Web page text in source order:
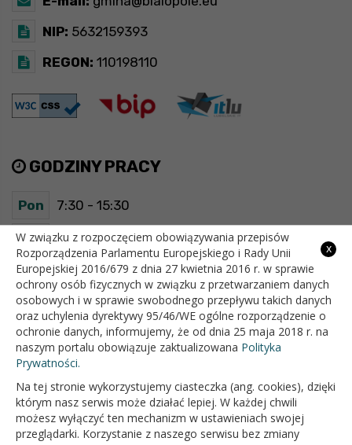
NIP: 5632159393
REGON: 110198110
GODZINY PRACY
Pon 7:30 - 15:30
Wt 7:30 - 15:30
Śr 7:30 - 15:30
Czw 7:30 - 15:30
Pt 7:30 - 15:30
OFICJALNY SERWIS INTERNETOWY GMINY BIAŁOPOLE
x
W związku z rozpoczęciem obowiązywania przepisów
Rozporządzenia Parlamentu Europejskiego i Rady Unii
Europejskiej 2016/679 z dnia 27 kwietnia 2016 r. w sprawie
ochrony osób fizycznych w związku z przetwarzaniem danych
osobowych i w sprawie swobodnego przepływu takich danych
oraz uchylenia dyrektywy 95/46/WE ogólne rozporządzenie o
ochronie danych, informujemy, że od dnia 25 maja 2018 r. na
naszym portalu obowiązuje zaktualizowana Polityka
Prywatności.
Na tej stronie wykorzystujemy ciasteczka (ang. cookies), dzięki
którym nasz serwis może działać lepiej. W każdej chwili
możesz wyłączyć ten mechanizm w ustawieniach swojej
przeglądarki. Korzystanie z naszego serwisu bez zmiany